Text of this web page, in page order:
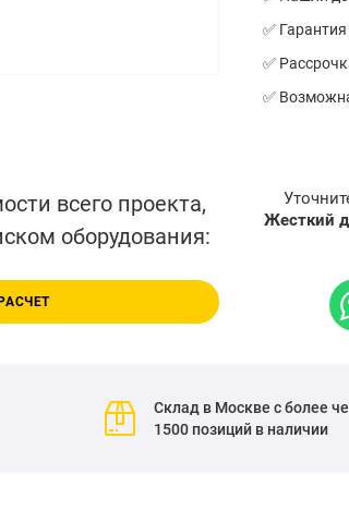
✅
✅
✅
всего проекта,
оборудования:
Жесткий
Склад в Москве с более
1500 позиций в наличии